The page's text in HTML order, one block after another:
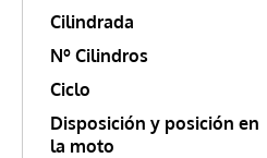
Cilindrada
Nº Cilindros
Ciclo
Disposición y posición en
la moto